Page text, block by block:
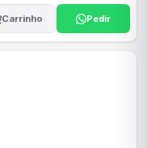
Carrinho Pedir